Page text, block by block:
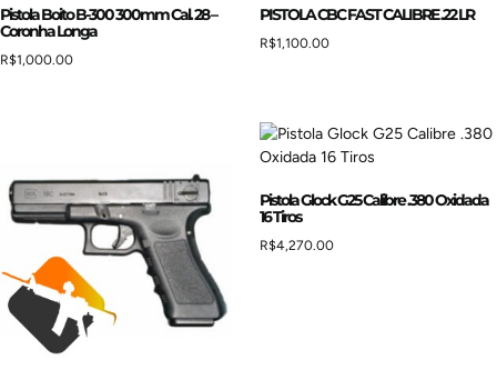
Pistola Boito B-300 300mm Cal. 28 –
Coronha Longa
R$1,000.00
PISTOLA CBC FAST CALIBRE .22 LR
R$1,100.00
Pistola Glock G25 Calibre .380 Oxidada
16 Tiros
R$4,270.00